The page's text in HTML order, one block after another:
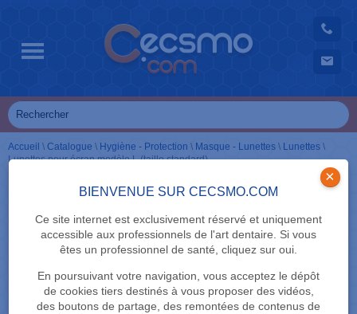
BIENVENUE SUR CECSMO.COM
Ce site internet est exclusivement réservé et uniquement
accessible aux professionnels de l'art dentaire. Si vous
êtes un professionnel de santé, cliquez sur oui.
En poursuivant votre navigation, vous acceptez le dépôt
de cookies tiers destinés à vous proposer des vidéos,
des boutons de partage, des remontées de contenus de
×
Accueil \ Catalogue \ Hygiène - Protection \ Masque - Lunettes \ Lunettes \
Lunettes pour écran modèle L (taille standard)